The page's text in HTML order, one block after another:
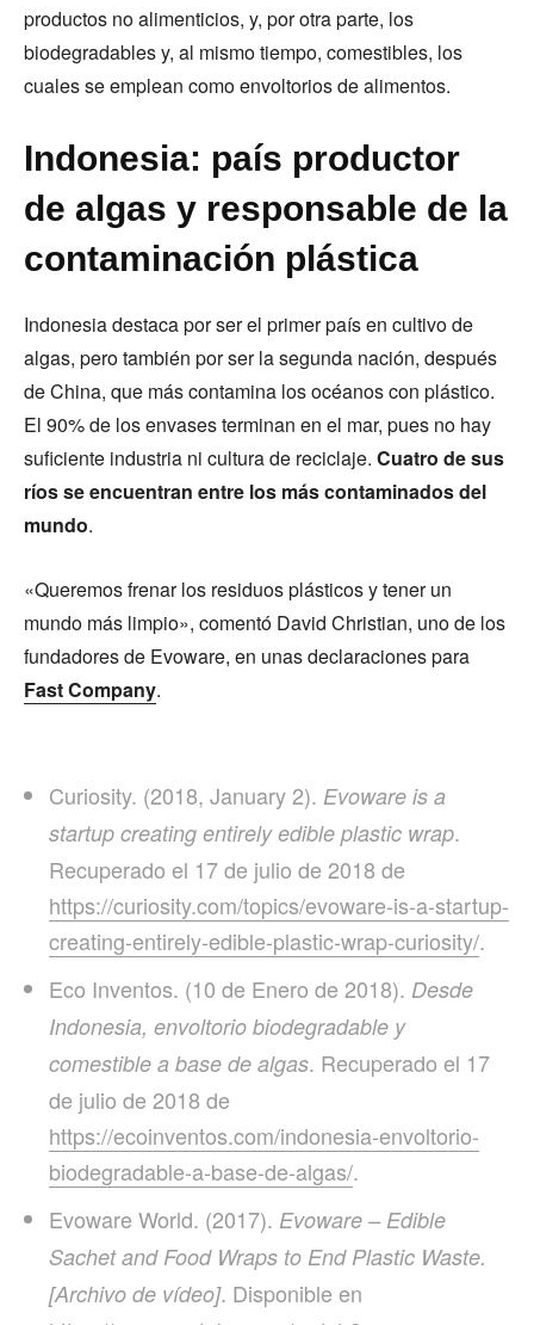
productos no alimenticios, y, por otra parte, los
biodegradables y, al mismo tiempo, comestibles, los
cuales se emplean como envoltorios de alimentos.
Indonesia: país productor
de algas y responsable de la
contaminación plástica
Indonesia destaca por ser el primer país en cultivo de
algas, pero también por ser la segunda nación, después
de China, que más contamina los océanos con plástico.
El 90% de los envases terminan en el mar, pues no hay
suficiente industria ni cultura de reciclaje. Cuatro de sus
ríos se encuentran entre los más contaminados del
mundo.
«Queremos frenar los residuos plásticos y tener un
mundo más limpio», comentó David Christian, uno de los
fundadores de Evoware, en unas declaraciones para
Fast Company.
Curiosity. (2018, January 2). Evoware is a
startup creating entirely edible plastic wrap.
Recuperado el 17 de julio de 2018 de
https://curiosity.com/topics/evoware-is-a-startup-
creating-entirely-edible-plastic-wrap-curiosity/.
Eco Inventos. (10 de Enero de 2018). Desde
Indonesia, envoltorio biodegradable y
comestible a base de algas. Recuperado el 17
de julio de 2018 de
https://ecoinventos.com/indonesia-envoltorio-
biodegradable-a-base-de-algas/.
Evoware World. (2017). Evoware – Edible
Sachet and Food Wraps to End Plastic Waste.
[Archivo de vídeo]. Disponible en